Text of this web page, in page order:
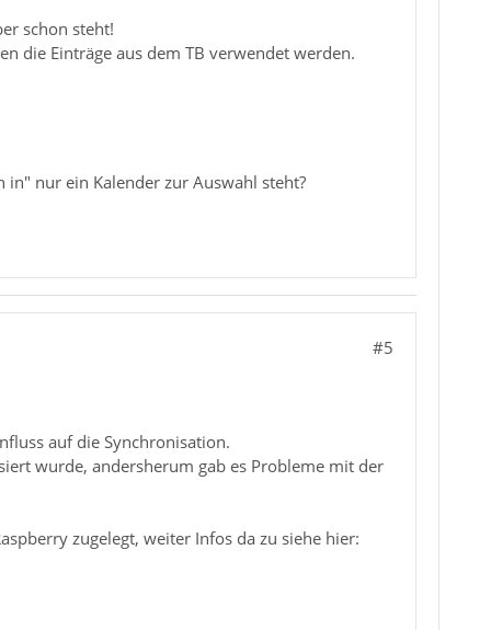
schon steht!
die Einträge aus dem TB verwendet werden.
nur ein Kalender zur Auswahl steht?
#5
auf die Synchronisation.
wurde, andersherum gab es Probleme mit der
zugelegt, weiter Infos da zu siehe hier: